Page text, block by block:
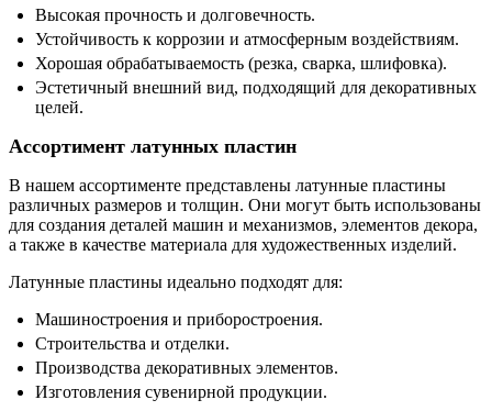
Высокая прочность и долговечность.
Устойчивость к коррозии и атмосферным воздействиям.
Хорошая обрабатываемость (резка, сварка, шлифовка).
Эстетичный внешний вид, подходящий для декоративных
целей.
Ассортимент латунных пластин
В нашем ассортименте представлены латунные пластины
различных размеров и толщин. Они могут быть использованы
для создания деталей машин и механизмов, элементов декора,
а также в качестве материала для художественных изделий.
Латунные пластины идеально подходят для:
Машиностроения и приборостроения.
Строительства и отделки.
Производства декоративных элементов.
Изготовления сувенирной продукции.